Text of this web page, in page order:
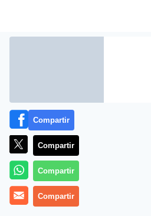
Más información
Compartir
Compartir
Compartir
Compartir